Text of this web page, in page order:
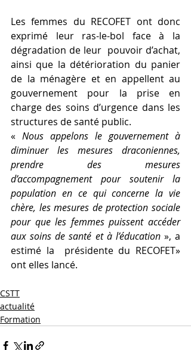
Les femmes du RECOFET ont donc
exprimé leur ras-le-bol face à la
dégradation de leur  pouvoir d’achat,
ainsi que la détérioration du panier
de la ménagère et en appellent au
gouvernement pour la prise en
charge des soins d’urgence dans les
structures de santé public.
« Nous appelons le gouvernement à
diminuer les mesures draconiennes,
prendre des mesures
d’accompagnement pour soutenir la
population en ce qui concerne la vie
chère, les mesures de protection sociale
pour que les femmes puissent accéder
aux soins de santé et à l’éducation », a
estimé la  présidente du RECOFET»
ont elles lancé.
CSTT
actualité
Formation